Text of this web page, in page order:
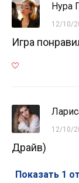
Нура
12/10/
Игра
12/10/
Драйв)
Показать 1